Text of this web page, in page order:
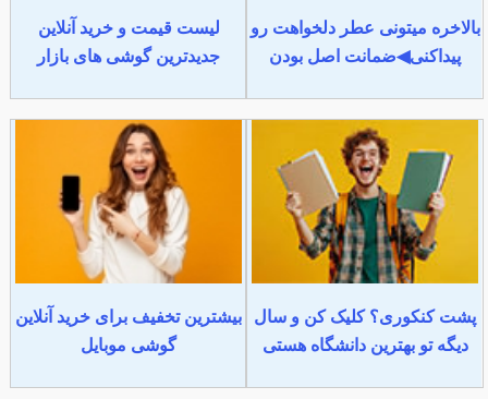
بالاخره میتونی عطر دلخواهت رو
پیداکنی◀ضمانت اصل بودن
لیست قیمت و خرید آنلاین
جدیدترین گوشی های بازار
پشت کنکوری؟ کلیک کن و سال
دیگه تو بهترین دانشگاه هستی
بیشترین تخفیف برای خرید آنلاین
گوشی موبایل